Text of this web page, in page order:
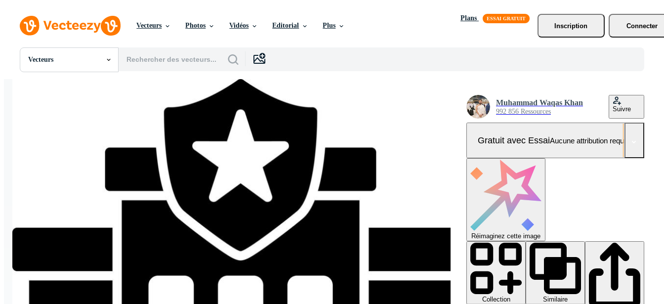
Vecteurs Photos Vidéos Editorial Plus
Plans
Inscription
Connecter
Vecteurs
Toutes Images
Muhammad Waqas Khan
992 856 Ressources Suivre
Gratuit avec EssaiAucune attribution requise
Réimaginez cette image
Collection
Similaire